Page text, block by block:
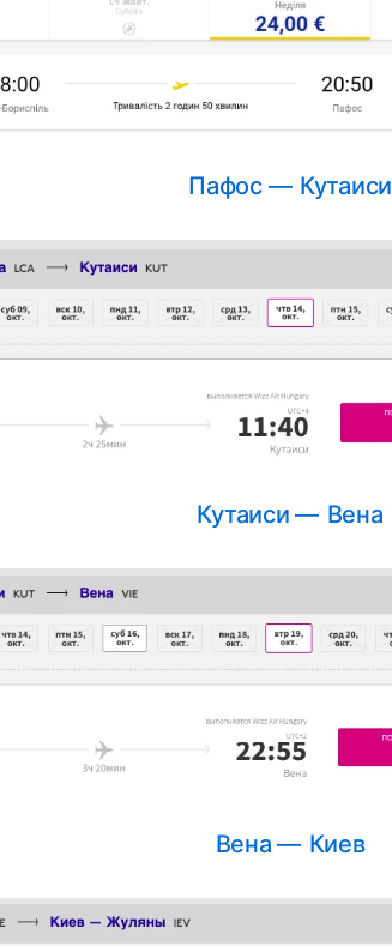
Пафос — Кутаиси
Кутаиси — Вена
Вена — Киев